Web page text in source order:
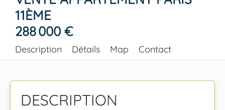
11ÈME
288 000 €
Description Détails Map Contact
DESCRIPTION